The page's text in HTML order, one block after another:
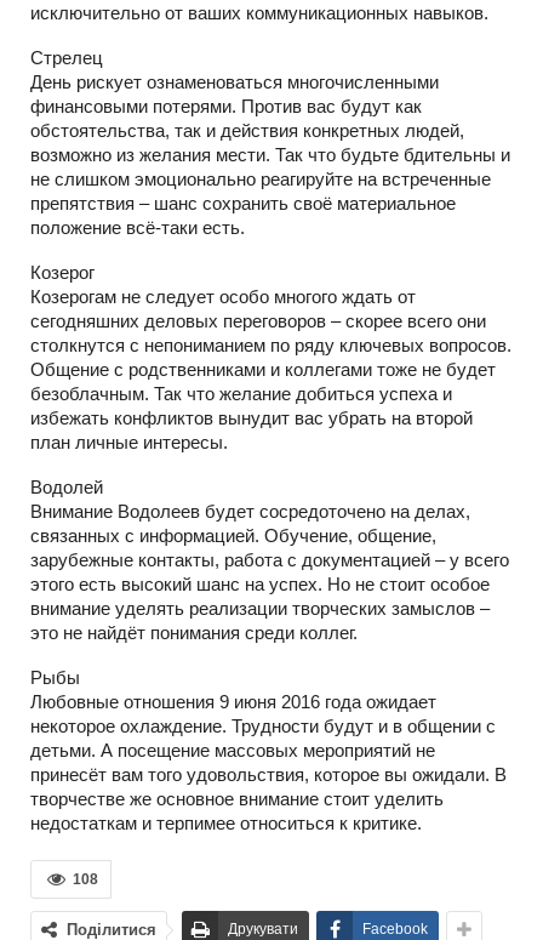
исключительно от ваших коммуникационных навыков.
Стрелец
День рискует ознаменоваться многочисленными
финансовыми потерями. Против вас будут как
обстоятельства, так и действия конкретных людей,
возможно из желания мести. Так что будьте бдительны и
не слишком эмоционально реагируйте на встреченные
препятствия – шанс сохранить своё материальное
положение всё-таки есть.
Козерог
Козерогам не следует особо многого ждать от
сегодняшних деловых переговоров – скорее всего они
столкнутся с непониманием по ряду ключевых вопросов.
Общение с родственниками и коллегами тоже не будет
безоблачным. Так что желание добиться успеха и
избежать конфликтов вынудит вас убрать на второй
план личные интересы.
Водолей
Внимание Водолеев будет сосредоточено на делах,
связанных с информацией. Обучение, общение,
зарубежные контакты, работа с документацией – у всего
этого есть высокий шанс на успех. Но не стоит особое
внимание уделять реализации творческих замыслов –
это не найдёт понимания среди коллег.
Рыбы
Любовные отношения 9 июня 2016 года ожидает
некоторое охлаждение. Трудности будут и в общении с
детьми. А посещение массовых мероприятий не
принесёт вам того удовольствия, которое вы ожидали. В
творчестве же основное внимание стоит уделить
недостаткам и терпимее относиться к критике.
108
Поділитися Друкувати Facebook